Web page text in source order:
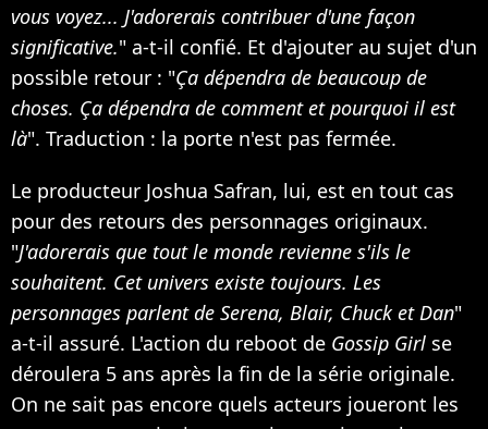
vous voyez... J'adorerais contribuer d'une façon
significative." a-t-il confié. Et d'ajouter au sujet d'un
possible retour : "Ça dépendra de beaucoup de
choses. Ça dépendra de comment et pourquoi il est
là". Traduction : la porte n'est pas fermée.
Le producteur Joshua Safran, lui, est en tout cas
pour des retours des personnages originaux.
"J'adorerais que tout le monde revienne s'ils le
souhaitent. Cet univers existe toujours. Les
personnages parlent de Serena, Blair, Chuck et Dan"
a-t-il assuré. L'action du reboot de Gossip Girl se
déroulera 5 ans après la fin de la série originale.
On ne sait pas encore quels acteurs joueront les